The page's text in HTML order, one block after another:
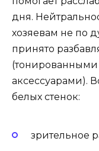
дня.
хозяевам не по
принято
(тонированными
аксессуарами).
белых стенок:
зрительное